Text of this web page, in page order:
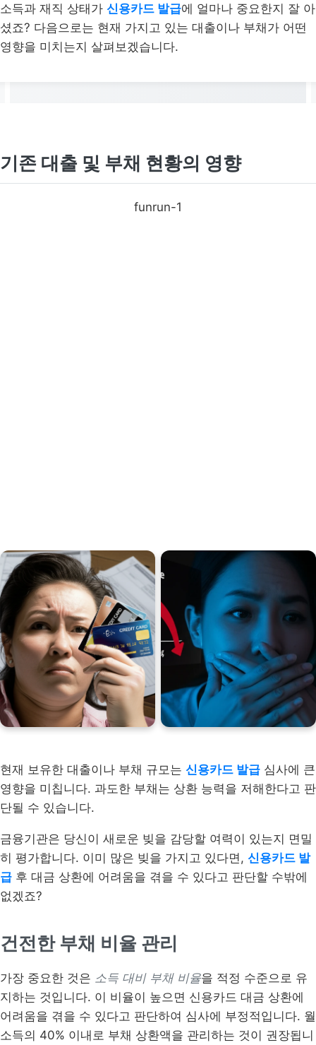
소득과 재직 상태가 신용카드 발급에 얼마나 중요한지 잘 아
셨죠? 다음으로는 현재 가지고 있는 대출이나 부채가 어떤
영향을 미치는지 살펴보겠습니다.
기존 대출 및 부채 현황의 영향
funrun-1
현재 보유한 대출이나 부채 규모는 신용카드 발급 심사에 큰
영향을 미칩니다. 과도한 부채는 상환 능력을 저해한다고 판
단될 수 있습니다.
금융기관은 당신이 새로운 빚을 감당할 여력이 있는지 면밀
히 평가합니다. 이미 많은 빚을 가지고 있다면, 신용카드 발
급 후 대금 상환에 어려움을 겪을 수 있다고 판단할 수밖에
없겠죠?
건전한 부채 비율 관리
가장 중요한 것은 소득 대비 부채 비율을 적정 수준으로 유
지하는 것입니다. 이 비율이 높으면 신용카드 대금 상환에
어려움을 겪을 수 있다고 판단하여 심사에 부정적입니다. 월
소득의 40% 이내로 부채 상환액을 관리하는 것이 권장됩니